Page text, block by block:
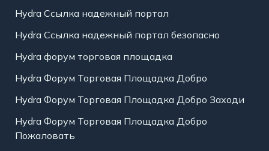
Hydra Ссылка надежный портал
Hydra Ссылка надежный портал безопасно
Hydra форум торговая площадка
Hydra Форум Торговая Площадка Добро
Hydra Форум Торговая Площадка Добро Заходи
Hydra Форум Торговая Площадка Добро
Пожаловать